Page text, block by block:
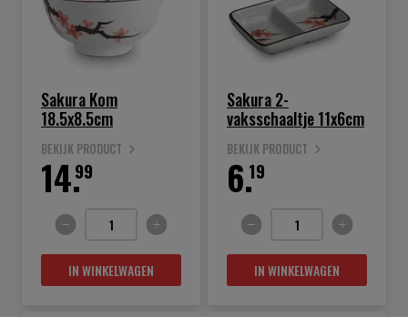
Sakura Kom
18.5x8.5cm
BEKIJK PRODUCT
99
14.
IN WINKELWAGEN
Sakura 2-
vaksschaaltje 11x6cm
BEKIJK PRODUCT
19
6.
IN WINKELWAGEN